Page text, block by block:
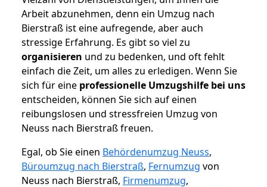
Arbeit abzunehmen, denn ein Umzug nach
Bierstraß ist eine aufregende, aber auch
stressige Erfahrung. Es gibt so viel zu
organisieren und zu bedenken, und oft fehlt
einfach die Zeit, um alles zu erledigen. Wenn Sie
sich für eine professionelle Umzugshilfe bei uns
entscheiden, können Sie sich auf einen
reibungslosen und stressfreien Umzug von
Neuss nach Bierstraß freuen.
Egal, ob Sie einen Behördenumzug Neuss,
Büroumzug nach Bierstraß, Fernumzug von
Neuss nach Bierstraß, Firmenumzug,